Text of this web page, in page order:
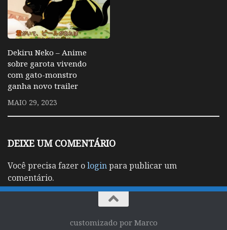
Dekiru Neko – Anime
sobre garota vivendo
com gato-monstro
ganha novo trailer
MAIO 29, 2023
DEIXE UM COMENTÁRIO
Você precisa fazer ologinpara publicar um
comentário.
customizado por Marco